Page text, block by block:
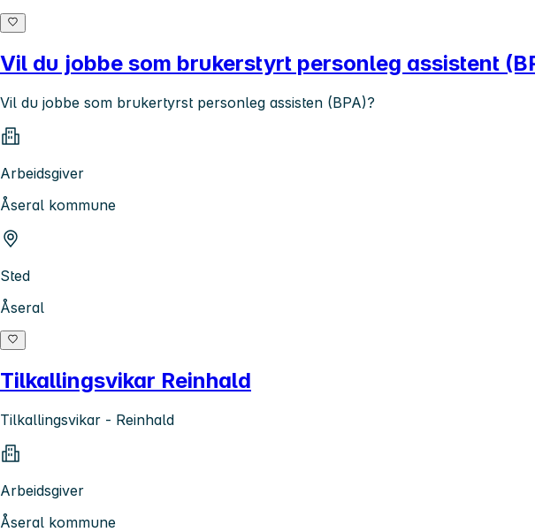
Vil du jobbe som brukerstyrt personleg
Vil du jobbe som brukertyrst personleg assisten (BPA)?
Arbeidsgiver
Åseral kommune
Sted
Åseral
Tilkallingsvikar Reinhald
Tilkallingsvikar - Reinhald
Arbeidsgiver
Åseral kommune